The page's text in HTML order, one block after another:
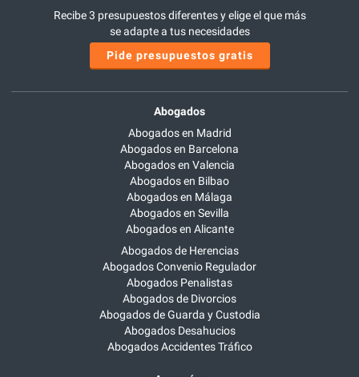
Recibe 3 presupuestos diferentes y elige el que más
se adapte a tus necesidades
Pide presupuestos gratis
Abogados
Abogados en Madrid
Abogados en Barcelona
Abogados en Valencia
Abogados en Bilbao
Abogados en Málaga
Abogados en Sevilla
Abogados en Alicante
Abogados de Herencias
Abogados Convenio Regulador
Abogados Penalistas
Abogados de Divorcios
Abogados de Guarda y Custodia
Abogados Desahucios
Abogados Accidentes Tráfico